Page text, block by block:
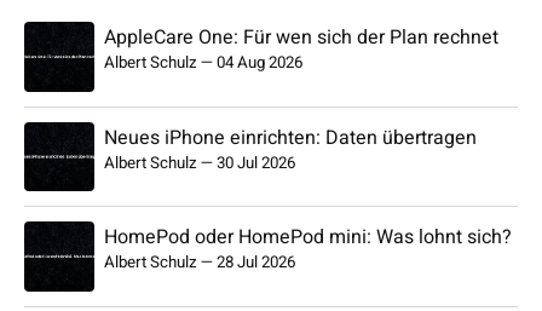
AppleCare One: Für wen sich der Plan rechnet
Albert Schulz—04 Aug 2026
Neues iPhone einrichten: Daten übertragen
Albert Schulz—30 Jul 2026
HomePod oder HomePod mini: Was lohnt sich?
Albert Schulz—28 Jul 2026